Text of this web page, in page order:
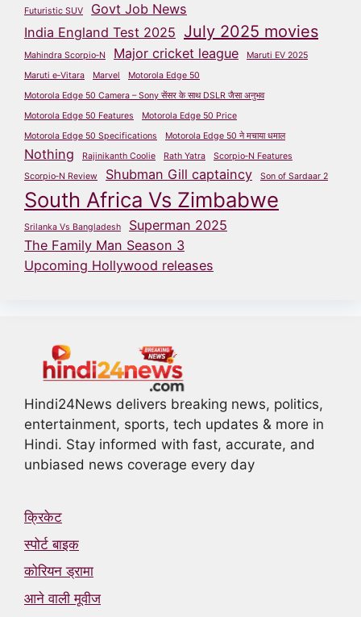
Futuristic SUV
Govt Job News
India England Test 2025 July 2025 movies
Mahindra Scorpio‑N Major cricket league
Maruti EV 2025
Maruti e‑Vitara
Marvel
Motorola Edge 50
Motorola Edge 50 Camera – Sony सेंसर के साथ DSLR जैसा अनुभव
Motorola Edge 50 Features
Motorola Edge 50 Price
Motorola Edge 50 Specifications
Motorola Edge 50 ने मचाया धमाल
Nothing Rajinikanth Coolie Rath Yatra
Scorpio‑N Features
Scorpio‑N Review
Shubman Gill captaincy Son of Sardaar 2
South Africa Vs Zimbabwe
Srilanka Vs Bangladesh
Superman 2025
The Family Man Season 3
Upcoming Hollywood releases
Hindi24News delivers breaking news, politics,
entertainment, sports, tech updates & more in
Hindi. Stay informed with fast, accurate, and
unbiased news coverage every day
क्रिकेट
स्पोर्ट बाइक
कोरियन ड्रामा
आने वाली मूवीज